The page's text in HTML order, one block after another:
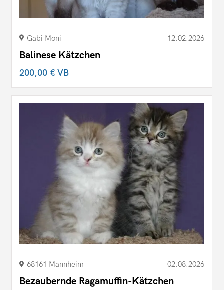
Gabi Moni 12.02.2026
Balinese Kätzchen
200,00 €VB
68161 Mannheim 02.08.2026
Bezaubernde Ragamuffin-Kätzchen